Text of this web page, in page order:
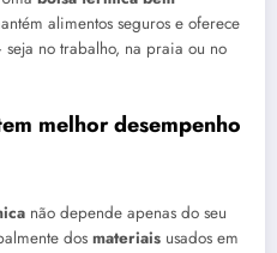
alimentos seguros e oferece
no trabalho, na praia ou no
melhor desempenho
não depende apenas do seu
dos materiais usados em